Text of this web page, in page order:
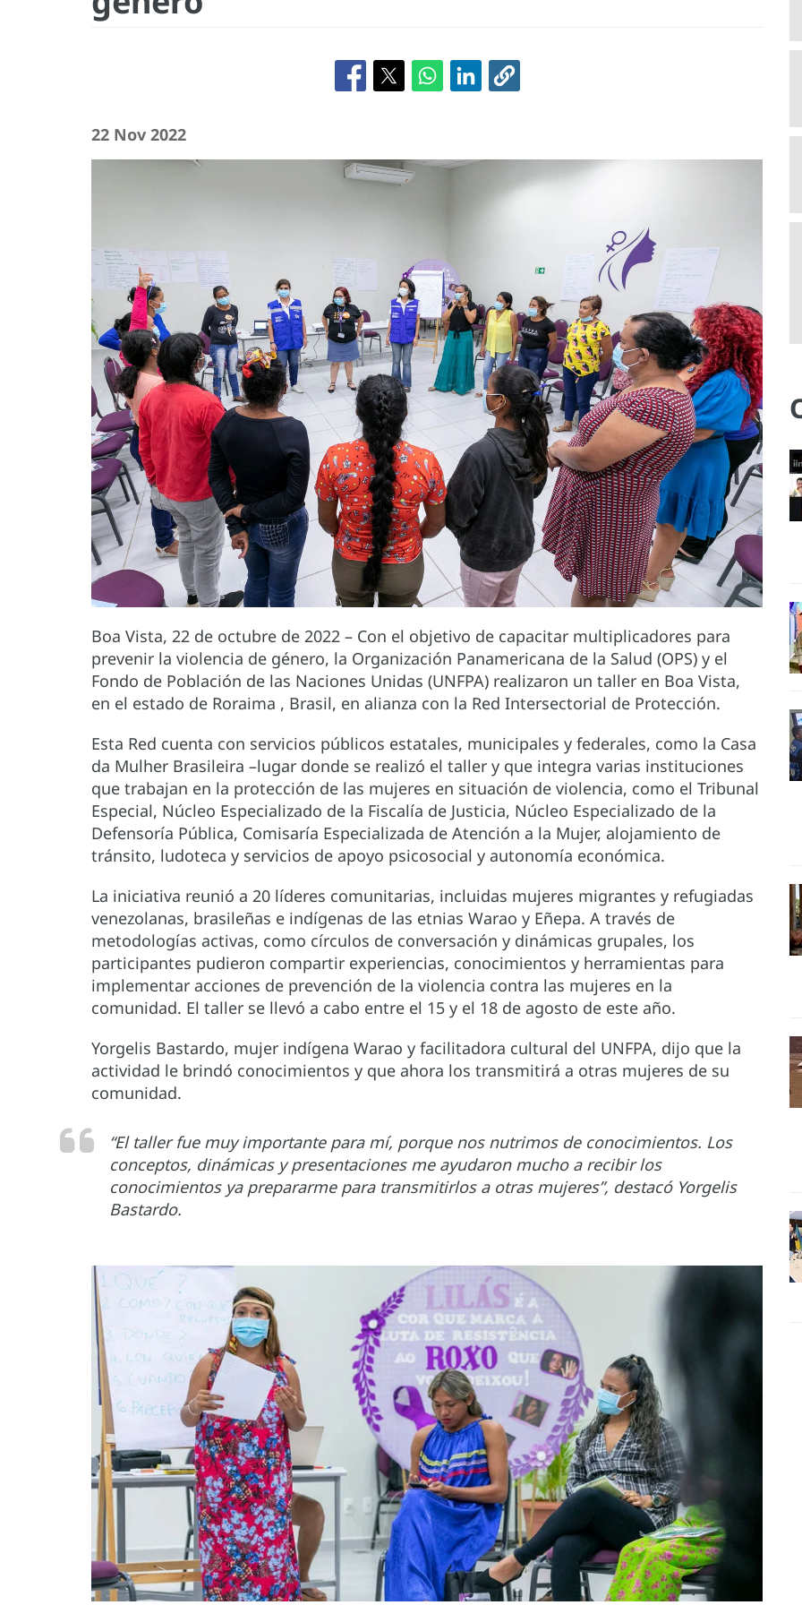
22 Nov 2022
Boa Vista, 22 de octubre de 2022 – Con el objetivo de capacitar multiplicadores para
prevenir la violencia de género, la Organización Panamericana de la Salud (OPS) y el
Fondo de Población de las Naciones Unidas (UNFPA) realizaron un taller en Boa Vista,
en el estado de Roraima , Brasil, en alianza con la Red Intersectorial de Protección.
Esta Red cuenta con servicios públicos estatales, municipales y federales, como la Casa
da Mulher Brasileira –lugar donde se realizó el taller y que integra varias instituciones
que trabajan en la protección de las mujeres en situación de violencia, como el Tribunal
Especial, Núcleo Especializado de la Fiscalía de Justicia, Núcleo Especializado de la
Defensoría Pública, Comisaría Especializada de Atención a la Mujer, alojamiento de
tránsito, ludoteca y servicios de apoyo psicosocial y autonomía económica.
La iniciativa reunió a 20 líderes comunitarias, incluidas mujeres migrantes y refugiadas
venezolanas, brasileñas e indígenas de las etnias Warao y Eñepa. A través de
metodologías activas, como círculos de conversación y dinámicas grupales, los
participantes pudieron compartir experiencias, conocimientos y herramientas para
implementar acciones de prevención de la violencia contra las mujeres en la
comunidad. El taller se llevó a cabo entre el 15 y el 18 de agosto de este año.
Yorgelis Bastardo, mujer indígena Warao y facilitadora cultural del UNFPA, dijo que la
actividad le brindó conocimientos y que ahora los transmitirá a otras mujeres de su
comunidad.
“El taller fue muy importante para mí, porque nos nutrimos de conocimientos. Los
conceptos, dinámicas y presentaciones me ayudaron mucho a recibir los
conocimientos ya prepararme para transmitirlos a otras mujeres”, destacó Yorgelis
Bastardo.